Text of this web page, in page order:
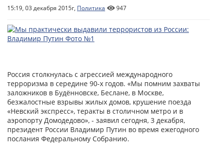
15:19, 03 декабря 2015г, Политика 947
Россия столкнулась с агрессией международного
терроризма в середине 90-х годов. «Мы помним захваты
заложников в Будённовске, Беслане, в Москве,
безжалостные взрывы жилых домов, крушение поезда
«Невский экспресс», теракты в столичном метро и в
аэропорту Домодедово», - заявил сегодня, 3 декабря,
президент России Владимир Путин во время ежегодного
послания Федеральному Собранию.